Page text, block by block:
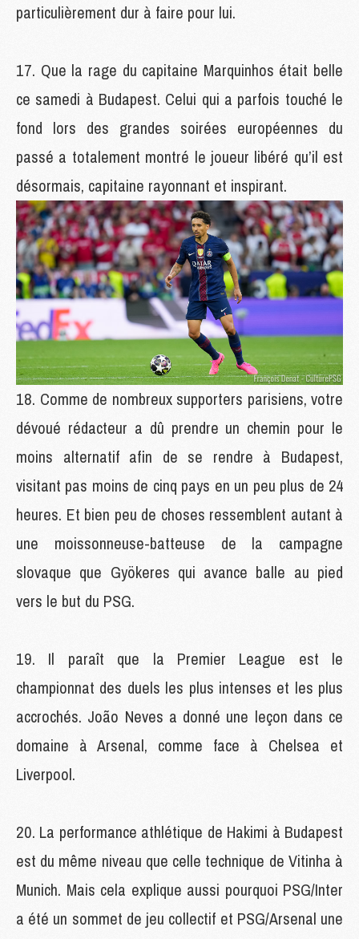
particulièrement dur à faire pour lui.
Que la rage du capitaine Marquinhos était belle
ce samedi à Budapest. Celui qui a parfois touché le
fond lors des grandes soirées européennes du
passé a totalement montré le joueur libéré qu’il est
désormais, capitaine rayonnant et inspirant.
Comme de nombreux supporters parisiens, votre
dévoué rédacteur a dû prendre un chemin pour le
moins alternatif afin de se rendre à Budapest,
visitant pas moins de cinq pays en un peu plus de 24
heures. Et bien peu de choses ressemblent autant à
une moissonneuse-batteuse de la campagne
slovaque que Gyökeres qui avance balle au pied
vers le but du PSG.
Il paraît que la Premier League est le
championnat des duels les plus intenses et les plus
accrochés. João Neves a donné une leçon dans ce
domaine à Arsenal, comme face à Chelsea et
Liverpool.
La performance athlétique de Hakimi à Budapest
est du même niveau que celle technique de Vitinha à
Munich. Mais cela explique aussi pourquoi PSG/Inter
a été un sommet de jeu collectif et PSG/Arsenal une